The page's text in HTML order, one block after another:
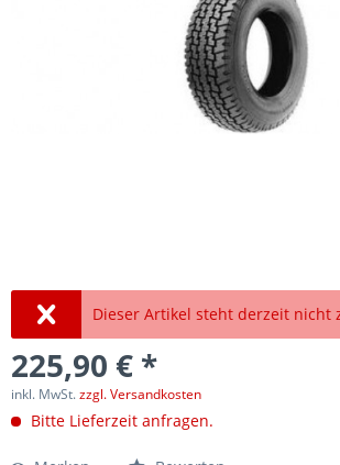
Dieser Artikel steht derzeit nicht
225,90 € *
inkl. MwSt.zzgl. Versandkosten
Bitte Lieferzeit anfragen.